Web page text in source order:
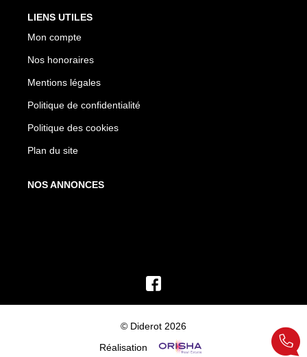
LIENS UTILES
Mon compte
Nos honoraires
Mentions légales
Politique de confidentialité
Politique des cookies
Plan du site
NOS ANNONCES
© Diderot 2026
Réalisation